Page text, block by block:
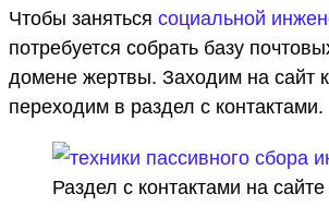
Чтобы заняться социальной
потребуется собрать базу
домене жертвы. Заходим на сайт
переходим в раздел с контактами.
Раздел с контактами на